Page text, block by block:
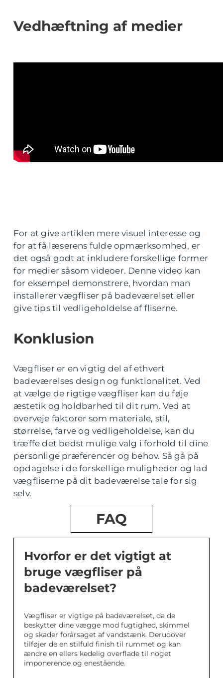
Vedhæftning af medier
For at give artiklen mere visuel interesse og
for at få læserens fulde opmærksomhed, er
det også godt at inkludere forskellige former
for medier såsom videoer. Denne video kan
for eksempel demonstrere, hvordan man
installerer vægfliser på badeværelset eller
give tips til vedligeholdelse af fliserne.
Konklusion
Vægfliser er en vigtig del af ethvert
badeværelses design og funktionalitet. Ved
at vælge de rigtige vægfliser kan du føje
æstetik og holdbarhed til dit rum. Ved at
overveje faktorer som materiale, stil,
størrelse, farve og vedligeholdelse, kan du
træffe det bedst mulige valg i forhold til dine
personlige præferencer og behov. Så gå på
opdagelse i de forskellige muligheder og lad
vægfliserne på dit badeværelse tale for sig
selv.
FAQ
Hvorfor er det vigtigt at
bruge vægfliser på
badeværelset?
Vægfliser er vigtige på badeværelset, da de
beskytter dine vægge mod fugtighed, skimmel
og skader forårsaget af vandstænk. Derudover
tilføjer de en stilfuld finish til rummet og kan
ændre en ellers kedelig overflade til noget
imponerende og enestående.